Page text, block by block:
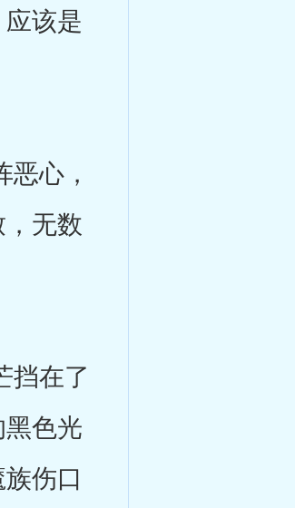
该是
心，
无数
在了
色光
伤口